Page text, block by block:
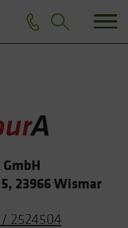
23966 Wismar
2524504